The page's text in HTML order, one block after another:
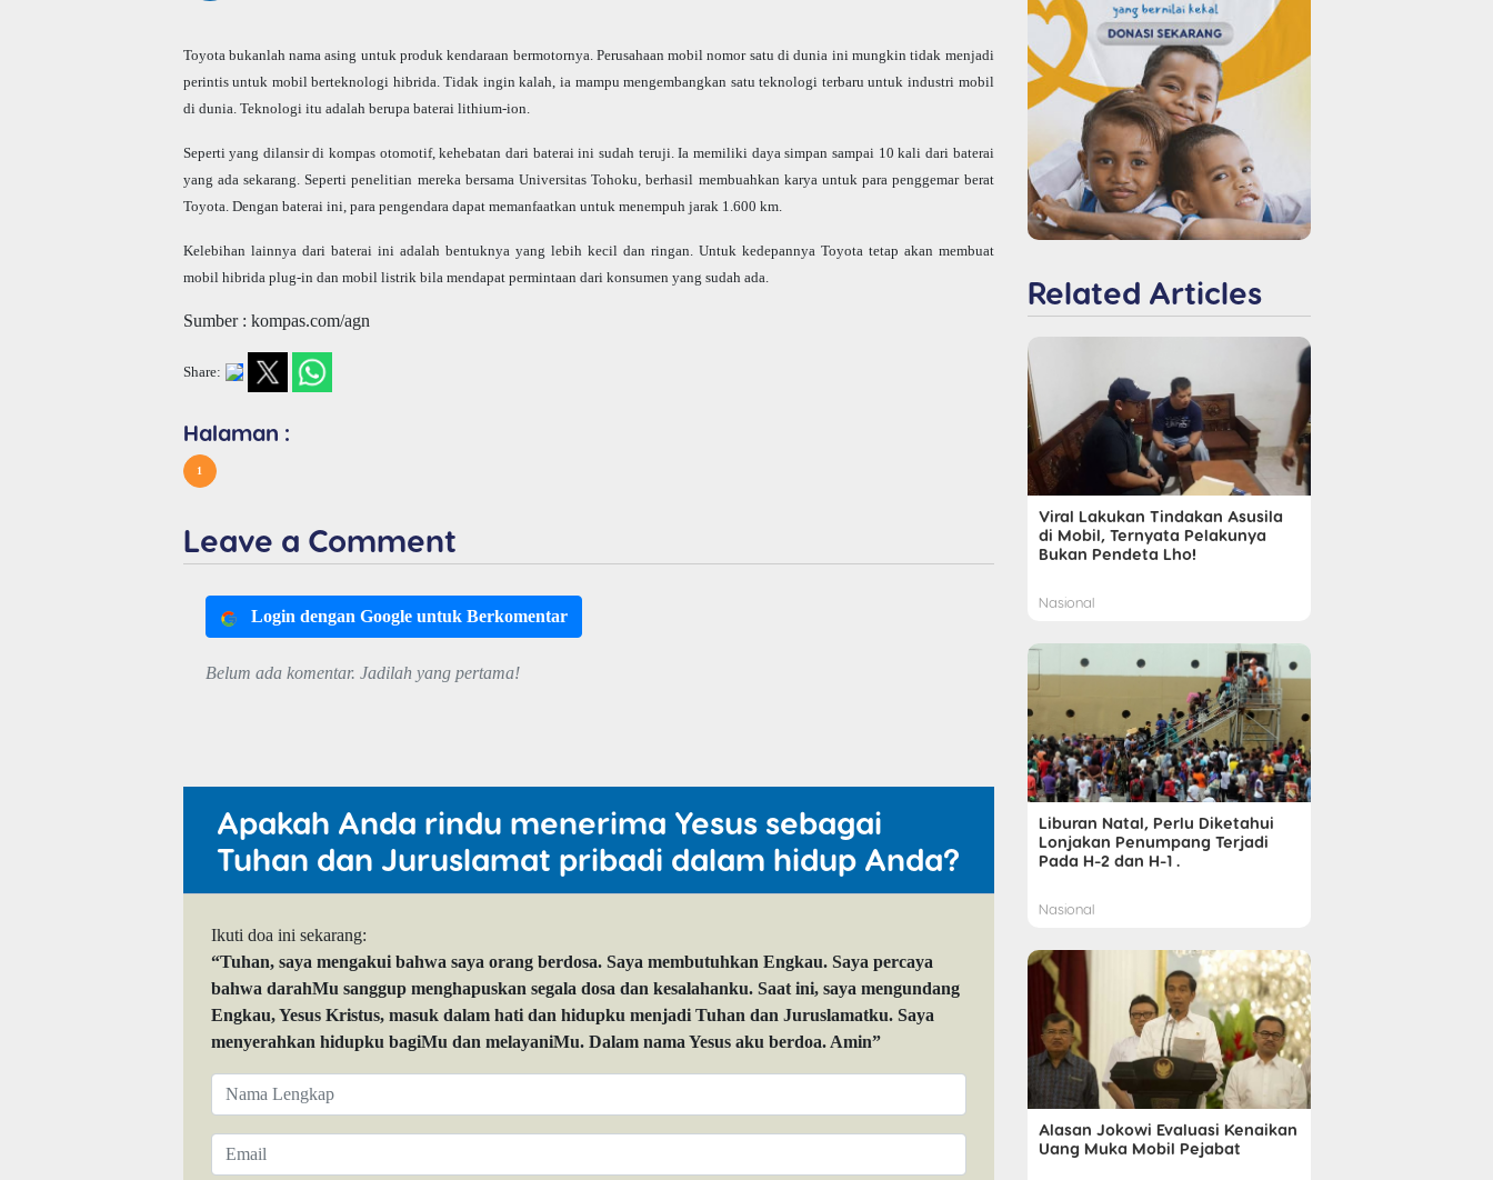
Toyotabukanlah nama asing untuk produk kendaraan bermotornya. Perusahaan mobil nomor satu di dunia ini mungkin tidak menjadi
perintis untuk mobil berteknologi hibrida. Tidak ingin kalah, ia mampu mengembangkan satu teknologi terbaru untuk industri mobil
di dunia. Teknologi itu adalah berupa baterai lithium-ion.
Seperti yang dilansir di kompas otomotif, kehebatan dari baterai ini sudah teruji. Ia memiliki daya simpan sampai 10 kali dari baterai
yang ada sekarang. Seperti penelitian mereka bersama Universitas Tohoku, berhasil membuahkan karya untuk para penggemar berat
Toyota. Dengan baterai ini, para pengendara dapat memanfaatkan untuk menempuh jarak 1.600 km.
Kelebihan lainnya dari baterai ini adalah bentuknya yang lebih kecil dan ringan. Untuk kedepannya Toyotatetap akan membuat
mobil hibrida plug-in dan mobil listrik bila mendapat permintaan dari konsumen yang sudah ada.
Sumber : kompas.com/agn
Share:
Halaman :
1
Leave a Comment
Login dengan Google untuk Berkomentar
Belum ada komentar. Jadilah yang pertama!
Apakah Anda rindu menerima Yesus sebagai
Tuhan dan Juruslamat pribadi dalam hidup Anda?
Ikuti doa ini sekarang:
“Tuhan, saya mengakui bahwa saya orang berdosa. Saya membutuhkan Engkau. Saya percaya
bahwa darahMu sanggup menghapuskan segala dosa dan kesalahanku. Saat ini, saya mengundang
Engkau, Yesus Kristus, masuk dalam hati dan hidupku menjadi Tuhan dan Juruslamatku. Saya
menyerahkan hidupku bagiMu dan melayaniMu. Dalam nama Yesus aku berdoa. Amin”
Related Articles
Viral Lakukan Tindakan Asusila
di Mobil, Ternyata Pelakunya
Bukan Pendeta Lho!
Nasional
Liburan Natal, Perlu Diketahui
Lonjakan Penumpang Terjadi
Pada H-2 dan H-1 .
Nasional
Alasan Jokowi Evaluasi Kenaikan
Uang Muka Mobil Pejabat